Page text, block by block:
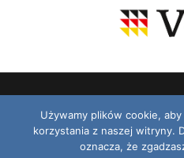
© 2026 VDG.
Używamy plików cookie,
korzystania z naszej witryny.
oznacza, że